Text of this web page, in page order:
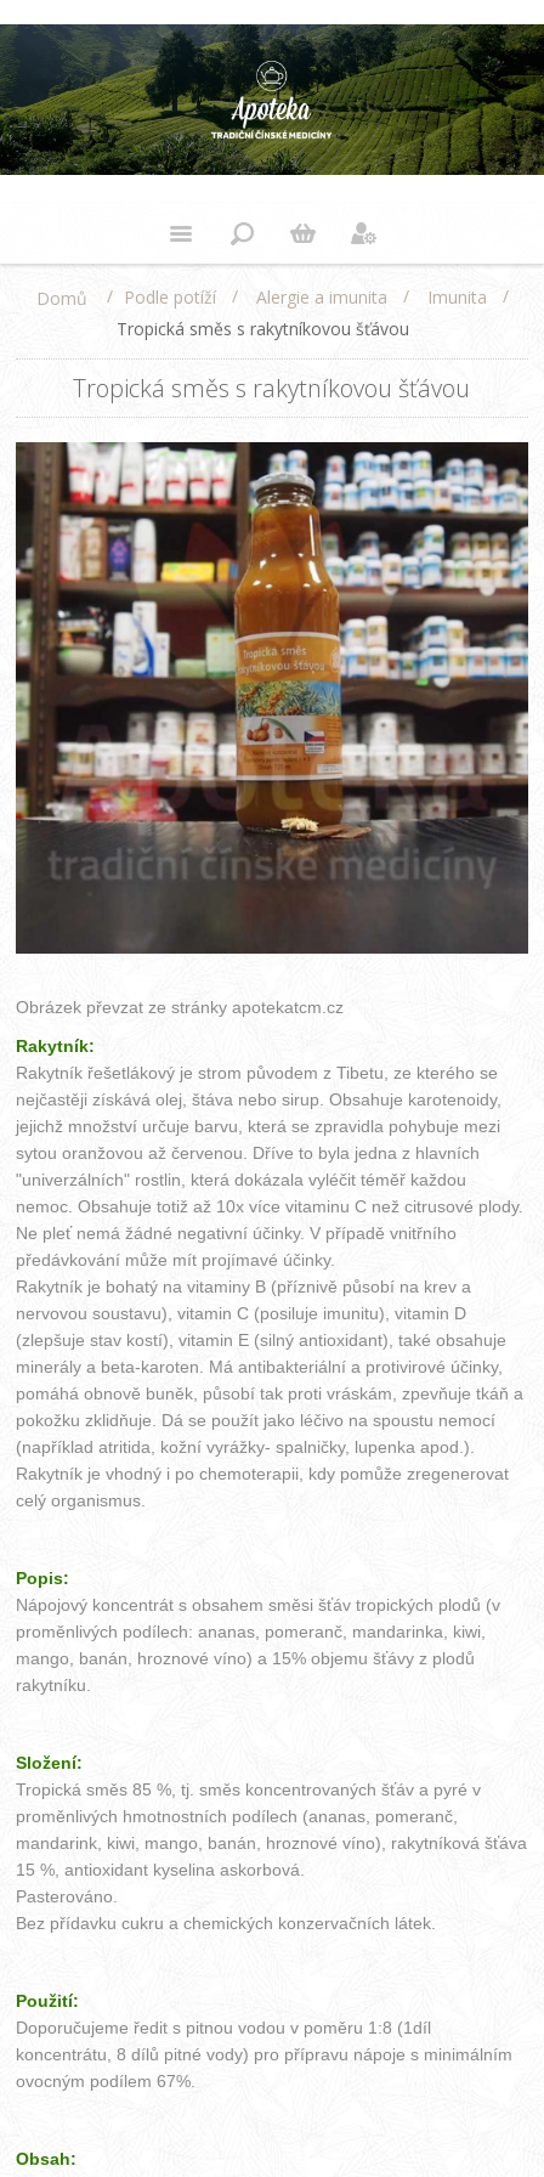
Domů / Podle potíží / Alergie a imunita / Imunita
/
Tropická směs s rakytníkovou šťávou
Tropická směs s rakytníkovou šťávou
Obrázek převzat ze stránkyapotekatcm.cz
Rakytník:
Rakytník řešetlákový je strom původem z Tibetu, ze kterého se
nejčastěji získává olej, štáva nebo sirup. Obsahuje karotenoidy,
jejichž množství určuje barvu, která se zpravidla pohybuje mezi
sytou oranžovou až červenou. Dříve to byla jedna z hlavních
"univerzálních" rostlin, která dokázala vyléčit téměř každou
nemoc. Obsahuje totiž až 10x více vitaminu C než citrusové plody.
Ne pleť nemá žádné negativní účinky. V případě vnitřního
předávkování může mít projímavé účinky.
Rakytník je bohatý na vitaminy B (příznivě působí na krev a
nervovou soustavu), vitamin C (posiluje imunitu), vitamin D
(zlepšuje stav kostí), vitamin E (silný antioxidant), také obsahuje
minerály a beta-karoten. Má antibakteriální a protivirové účinky,
pomáhá obnově buněk, působí tak proti vráskám, zpevňuje tkáň a
pokožku zklidňuje. Dá se použít jako léčivo na spoustu nemocí
(například atritida, kožní vyrážky- spalničky, lupenka apod.).
Rakytník je vhodný i po chemoterapii, kdy pomůže zregenerovat
celý organismus.
Popis:
Nápojový koncentrát s obsahem směsi šťáv tropických plodů (v
proměnlivých podílech: ananas, pomeranč, mandarinka, kiwi,
mango, banán, hroznové víno) a 15% objemu šťávy z plodů
rakytníku.
Složení:
Tropická směs 85 %, tj. směs koncentrovaných šťáv a pyré v
proměnlivých hmotnostních podílech (ananas, pomeranč,
mandarink, kiwi, mango, banán, hroznové víno), rakytníková šťáva
15 %, antioxidant kyselina askorbová.
Pasterováno.
Bez přídavku cukru a chemických konzervačních látek.
Použití:
Doporučujeme ředit s pitnou vodou v poměru 1:8 (1díl
koncentrátu, 8 dílů pitné vody) pro přípravu nápoje s minimálním
ovocným podílem 67%.
Obsah: